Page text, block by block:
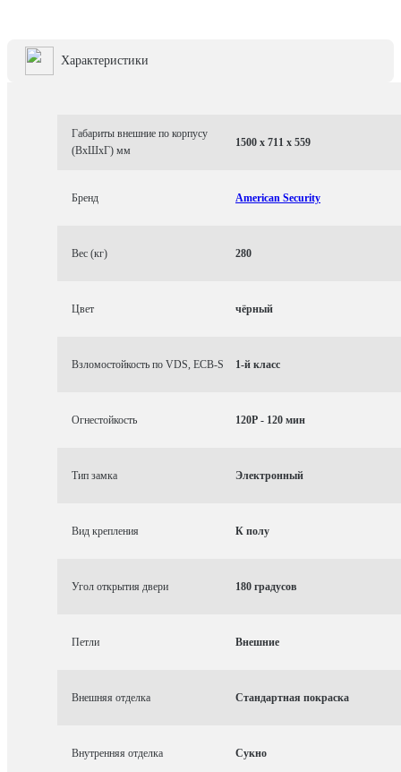
Характеристики
Габариты внешние по корпусу
(ВхШхГ) мм
1500 x 711 x 559
Бренд American Security
Вес (кг) 280
Цвет чёрный
Взломостойкость по VDS, ECB-S 1-й класс
Огнестойкость 120P - 120 мин
Тип замка Электронный
Вид крепления К полу
Угол открытия двери 180 градусов
Петли Внешние
Внешняя отделка Стандартная покраска
Внутренняя отделка Сукно